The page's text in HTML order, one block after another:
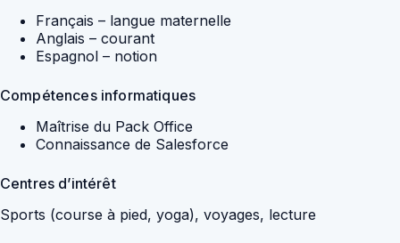
Français – langue maternelle
Anglais – courant
Espagnol – notion
Compétences informatiques
Maîtrise du Pack Office
Connaissance de Salesforce
Centres d’intérêt
Sports (course à pied, yoga), voyages, lecture